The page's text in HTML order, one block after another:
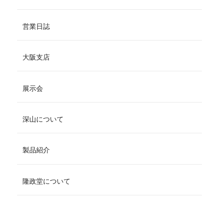
営業日誌
大阪支店
展示会
深山について
製品紹介
隆政堂について